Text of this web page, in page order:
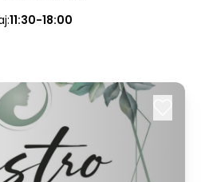
11:30-18:00